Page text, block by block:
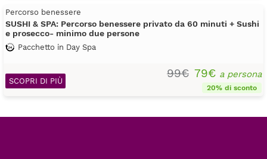
Percorso benessere
SUSHI & SPA: Percorso benessere privato da 60 minuti + Sushi
e prosecco- minimo due persone
Pacchetto in Day Spa
99€ 79€ a persona
20% di sconto
SCOPRI DI PIÙ